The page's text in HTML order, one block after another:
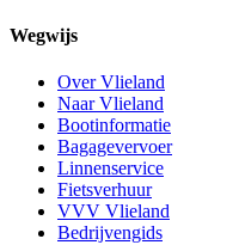
Wegwijs
Over Vlieland
Naar Vlieland
Bootinformatie
Bagagevervoer
Linnenservice
Fietsverhuur
VVV Vlieland
Bedrijvengids